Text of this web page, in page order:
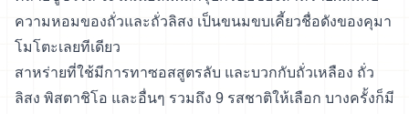
ความหอมของถั่วและถั่วลิสง เป็นขนมขบเคี้ยวชื่อดังของคุมา
โมโตะเลยทีเดียว
สาหร่ายที่ใช้มีการทาซอสสูตรลับ และบวกกับถั่วเหลือง ถั่ว
ลิสง พิสตาชิโอ และอื่นๆ รวมถึง 9 รสชาติให้เลือก บางครั้งก็มี